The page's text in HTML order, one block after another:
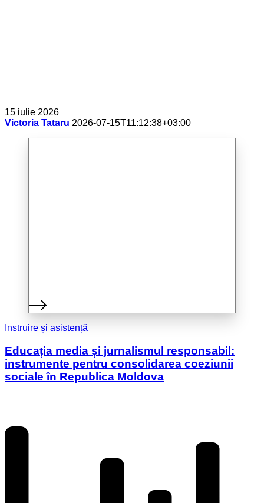
15 iulie 2026
Victoria Tataru 2026-07-15T11:12:38+03:00
Instruire și asistență
Educația media și jurnalismul responsabil:
instrumente pentru consolidarea coeziunii
sociale în Republica Moldova